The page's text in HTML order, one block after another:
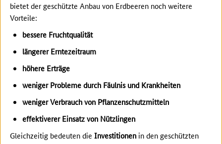
bietet der geschützte Anbau von Erdbeeren noch weitere
Vorteile:
bessere Fruchtqualität
längerer Erntezeitraum
höhere Erträge
weniger Probleme durch Fäulnis und Krankheiten
weniger Verbrauch von Pflanzenschutzmitteln
effektiverer Einsatz von Nützlingen
Gleichzeitig bedeuten die Investitionen in den geschützten